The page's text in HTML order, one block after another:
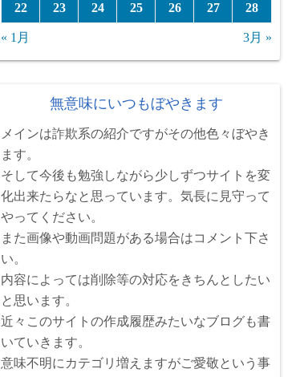
22 23 24 25 26 27 28
« 1月 3月 »
無意味にいつもぼやきます
メインは詐欺系の紹介ですがその他色々ぼやき
ます。
そして今後も勉強しながら少しずつサイトを変
化出来たらなと思っています。気長に見守って
やってください。
また画像や動画問題がある場合はコメント下さ
い。
内容によっては削除等の対応をきちんとしたい
と思います。
近々このサイトの作成履歴みたいなブログも書
いていきます。
意味不明にカテゴリ増えますがご愛敬という事